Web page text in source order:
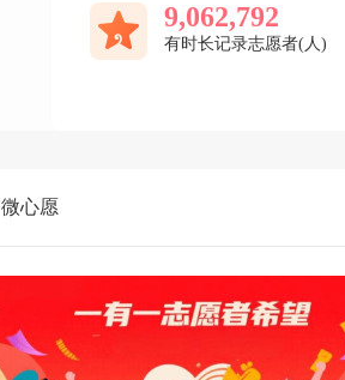
9,062,792
有时长记录志愿者(人)
微心愿